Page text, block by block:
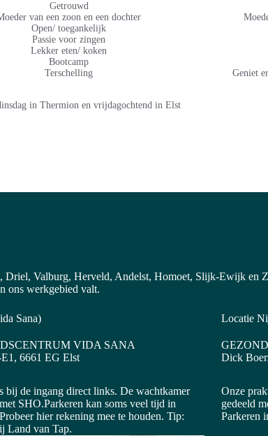
Getrouwd
van een zoon en een dochter
Open/ toegankelijk
Passie voor zingen
Lekker eten/ koken
Bootcamp
Terschelling
in Thermion en vrijdagochtend in Elst
Geniet
Valburg, Herveld, Andelst, Homoet, Slijk-Ewijk en
ons werkgebied valt.
Sana)
VIDA SANA
6661 EG Elst
bij de ingang direct links. De wachtkamer
SHO.Parkeren kan soms veel tijd in
hier rekening mee te houden. Tip:
Land van Tap.
Locatie
Dick
Onze
gedeeld
Parkeren